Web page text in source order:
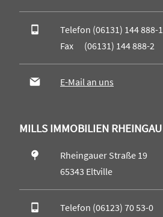
Telefon (06131) 144 888-1
Fax (06131) 144 888-2
E-Mail an uns
MILLS IMMOBILIEN RHEINGAU
Rheingauer Straße 19
65343 Eltville
Telefon (06123) 70 53-0